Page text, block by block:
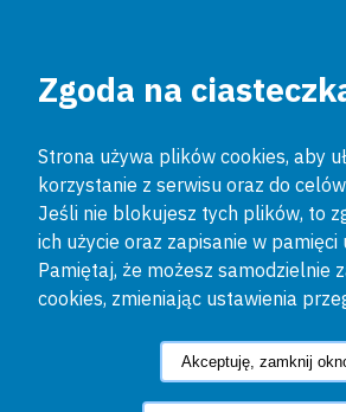
Zgoda na
Strona używa plików cookies, aby
korzystanie z serwisu oraz do
Jeśli nie blokujesz tych plików, to
ich użycie oraz zapisanie w pamięci
Pamiętaj, że możesz samodzielnie
cookies, zmieniając ustawienia
Akceptuję, zamknij